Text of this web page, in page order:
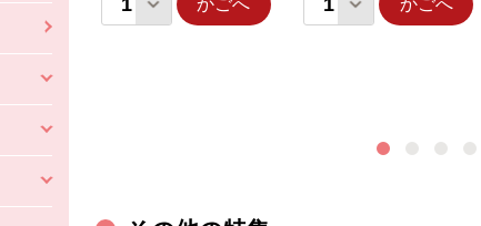
かごへ かごへ